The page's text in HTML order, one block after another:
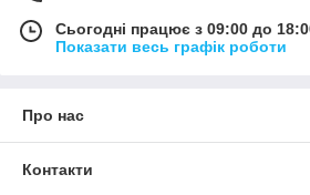
Сьогодні працює з 09:00 до
Показати весь графік роботи
Про нас
Контакти